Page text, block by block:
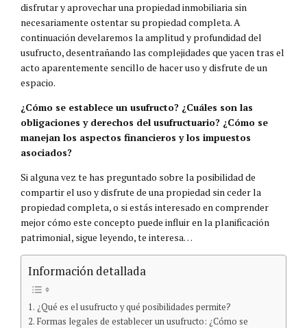
disfrutar y aprovechar una propiedad inmobiliaria sin
necesariamente ostentar su propiedad completa. A
continuación develaremos la amplitud y profundidad del
usufructo, desentrañando las complejidades que yacen tras el
acto aparentemente sencillo de hacer uso y disfrute de un
espacio.
¿Cómo se establece un usufructo? ¿Cuáles son las
obligaciones y derechos del usufructuario? ¿Cómo se
manejan los aspectos financieros y los impuestos
asociados?
Si alguna vez te has preguntado sobre la posibilidad de
compartir el uso y disfrute de una propiedad sin ceder la
propiedad completa, o si estás interesado en comprender
mejor cómo este concepto puede influir en la planificación
patrimonial, sigue leyendo, te interesa…
Información detallada
¿Qué es el usufructo y qué posibilidades permite?
Formas legales de establecer un usufructo: ¿Cómo se